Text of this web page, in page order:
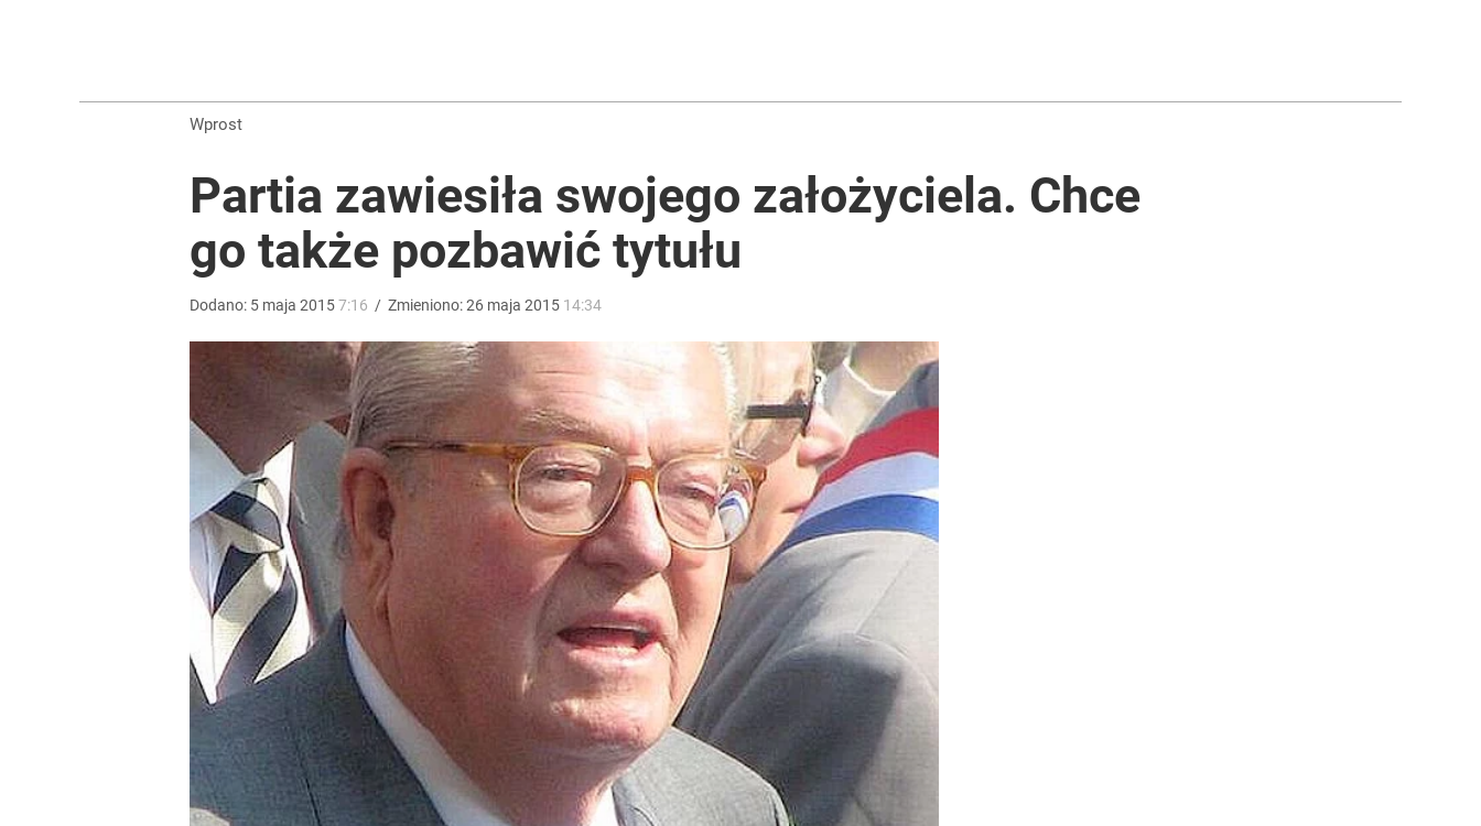
„Żyję z piętnem zabójcy”. Kierowca, który potrącił Łukasza Litewkę, przerywa milczenie
Wprost
Partia zawiesiła swojego założyciela. Chce
go także pozbawić tytułu
Dodano: 5 maja 20157:16 / Zmieniono:26 maja 2015 14:34